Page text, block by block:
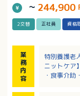
～ 244,900
2交替 正社員 資格
業
務
内
容
特別養護老
ニットケア】
・食事介助